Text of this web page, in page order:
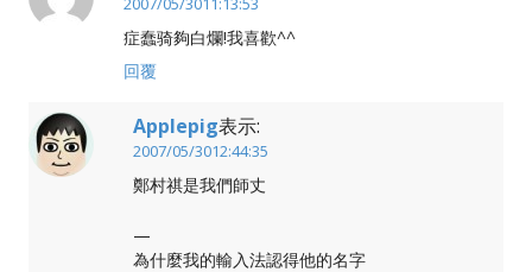
症蠢骑夠白爛!我喜歡^^
回覆
Applepig表示:
2007/05/3012:44:35
鄭村祺是我們師丈
—
為什麼我的輸入法認得他的名字